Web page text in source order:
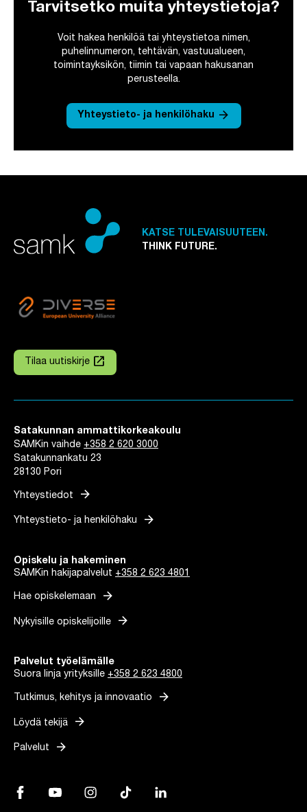
Tarvitsetko muita yhteystietoja?
Voit hakea henkilöä tai yhteystietoa nimen,
puhelinnumeron, tehtävän, vastuualueen,
toimintayksikön, tiimin tai vapaan hakusanan
perusteella.
Yhteystieto- ja henkilöhaku arrow_forward
KATSE TULEVAISUUTEEN.
THINK FUTURE.
Tilaa uutiskirje
Linkki avautuu uuteen välilehteen
launch
Satakunnan ammattikorkeakoulu
SAMKin vaihde +358 2 620 3000
Satakunnankatu 23
28130 Pori
Yhteystiedot arrow_forward
Yhteystieto- ja henkilöhaku arrow_forward
Opiskelu ja hakeminen
SAMKin hakijapalvelut +358 2 623 4801
Hae opiskelemaan arrow_forward
Nykyisille opiskelijoille arrow_forward
Palvelut työelämälle
Suora linja yrityksille +358 2 623 4800
Tutkimus, kehitys ja innovaatio arrow_forward
Löydä tekijä arrow_forward
Palvelut arrow_forward
Facebook, Linkki avautuu uuteen välilehteen
YouTube, Linkki avautuu uuteen välilehteen
Instagram, Linkki avautuu uuteen välilehteen
TikTok, Linkki avautuu uuteen välilehteen
LinkedIn, Linkki avautuu uuteen